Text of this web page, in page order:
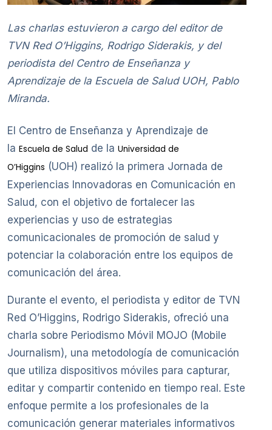
Las charlas estuvieron a cargo del editor de
TVN Red O’Higgins, Rodrigo Siderakis, y del
periodista del Centro de Enseñanza y
Aprendizaje de la Escuela de Salud UOH, Pablo
Miranda.
El Centro de Enseñanza y Aprendizaje de
la Escuela de Salud de la Universidad de
O’Higgins (UOH) realizó la primera Jornada de
Experiencias Innovadoras en Comunicación en
Salud, con el objetivo de fortalecer las
experiencias y uso de estrategias
comunicacionales de promoción de salud y
potenciar la colaboración entre los equipos de
comunicación del área.
Durante el evento, el periodista y editor de TVN
Red O’Higgins, Rodrigo Siderakis, ofreció una
charla sobre Periodismo Móvil MOJO (Mobile
Journalism), una metodología de comunicación
que utiliza dispositivos móviles para capturar,
editar y compartir contenido en tiempo real. Este
enfoque permite a los profesionales de la
comunicación generar materiales informativos